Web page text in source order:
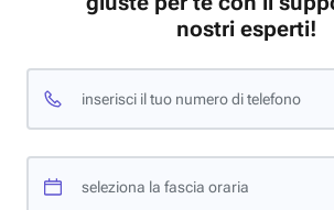
nostri esperti!
inserisci il tuo numero di telefono
seleziona la fascia oraria